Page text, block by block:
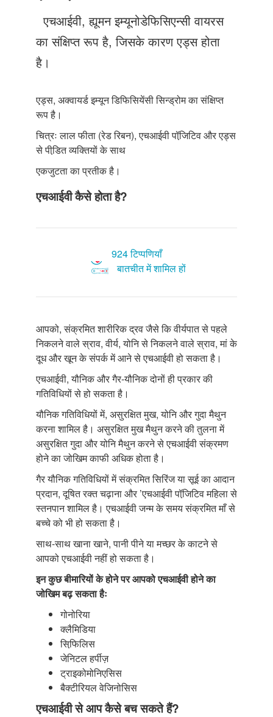
संपर्क करें
एचआईवी, ह्यूमन इम्यूनोडेफिसिएन्सी वायरस
का संक्षिप्त रूप है, जिसके कारण एड्स होता
है।
एड्स, अक्वायर्ड इम्यून डिफिसियेंसी सिन्ड्रोम का संक्षिप्त
रूप है।
चित्रः लाल फीता (रेड रिबन), एचआईवी पॉजि़टिव और एड्स
से पीडि़त व्यक्तियों के साथ
एकजुटता का प्रतीक है।
एचआईवी कैसे होता है?
924 टिप्पणियाँ
बातचीत में शामिल हों
आपको, संक्रमित शारीरिक द्रव जैसे कि वीर्यपात से पहले
निकलने वाले स्राव, वीर्य, योनि से निकलने वाले स्राव, मां के
दूध और खून के संपर्क में आने से एचआईवी हो सकता है।
एचआईवी, यौनिक और गैर-यौनिक दोनों ही प्रकार की
गतिविधियों से हो सकता है।
यौनिक गतिविधियों में, असुरक्षित मुख, योनि और गुदा मैथुन
करना शामिल है। असुरक्षित मुख मैथुन करने की तुलना में
असुरक्षित गुदा और योनि मैथुन करने से एचआईवी संक्रमण
होने का जोखिम काफी अधिक होता है।
गैर यौनिक गतिविधियों में संक्रमित सिरिंज या सूई का आदान
प्रदान, दूषित रक्त चढ़ाना और ’एचआईवी पॉजि़टिव महिला से
स्तनपान शामिल है। एचआईवी जन्म के समय संक्रमित माँ से
बच्चे को भी हो सकता है।
साथ-साथ खाना खाने, पानी पीने या मच्छर के काटने से
आपको एचआईवी नहीं हो सकता है।
इन कुछ बीमारियों के होने पर आपको एचआईवी होने का
जोखिम बढ़ सकता हैः
गोनोरिया
क्लैमिडिया
सिफि़लिस
जेनिटल हर्पीज़
ट्राइकोमोनिएसिस
बैक्टीरियल वेजिनोसिस
एचआईवी से आप कैसे बच सकते हैं?